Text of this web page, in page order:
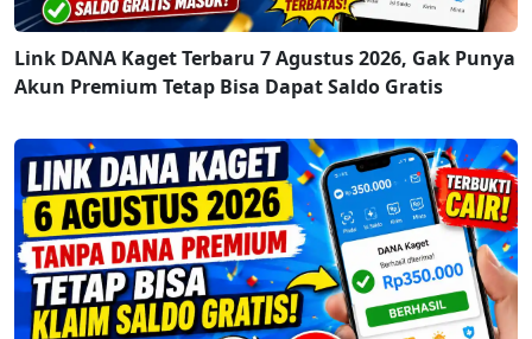
Link DANA Kaget Terbaru 7 Agustus 2026, Gak Punya
Akun Premium Tetap Bisa Dapat Saldo Gratis